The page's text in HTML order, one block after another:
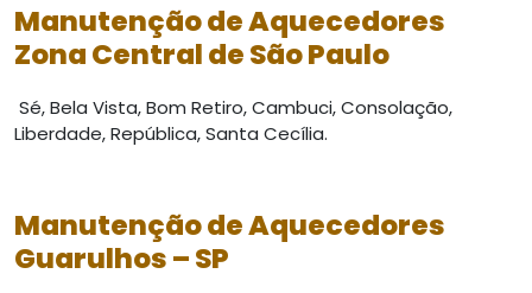
Manutenção de Aquecedores
Zona Central de São Paulo
Sé, Bela Vista, Bom Retiro, Cambuci, Consolação,
Liberdade, República, Santa Cecília.
Manutenção de Aquecedores
Guarulhos – SP